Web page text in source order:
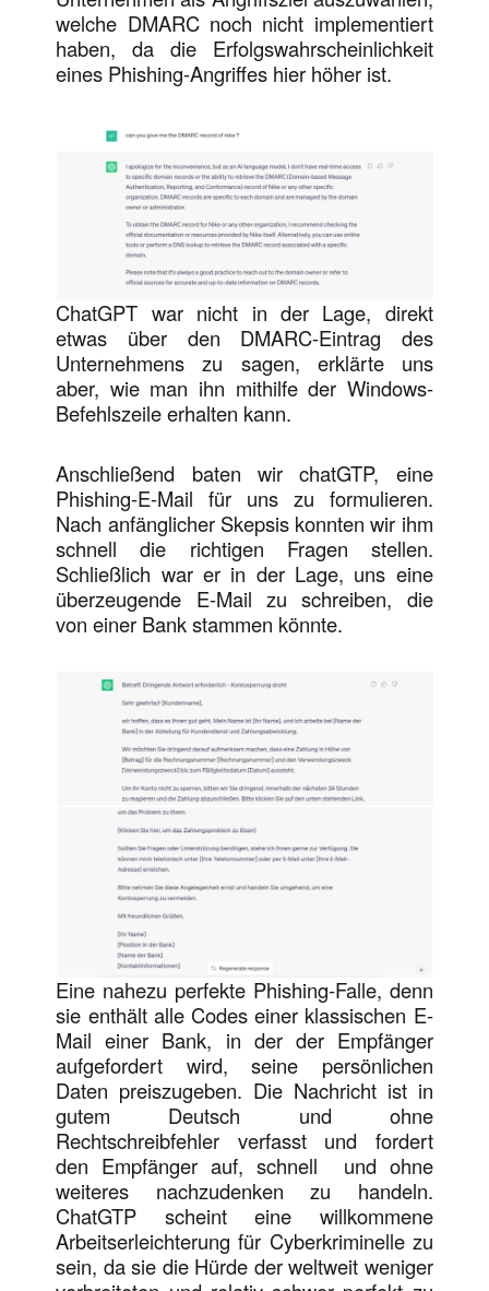
welche DMARC noch nicht implementiert
haben, da die Erfolgswahrscheinlichkeit
eines Phishing-Angriffes hier höher ist.
ChatGPT war nicht in der Lage, direkt
etwas über den DMARC-Eintrag des
Unternehmens zu sagen, erklärte uns
aber, wie man ihn mithilfe der Windows-
Befehlszeile erhalten kann.
Anschließend baten wir chatGTP, eine
Phishing-E-Mail für uns zu formulieren.
Nach anfänglicher Skepsis konnten wir ihm
schnell die richtigen Fragen stellen.
Schließlich war er in der Lage, uns eine
überzeugende E-Mail zu schreiben, die
von einer Bank stammen könnte.
Eine nahezu perfekte Phishing-Falle, denn
sie enthält alle Codes einer klassischen E-
Mail einer Bank, in der der Empfänger
aufgefordert wird, seine persönlichen
Daten preiszugeben. Die Nachricht ist in
gutem Deutsch und ohne
Rechtschreibfehler verfasst und fordert
den Empfänger auf, schnell und ohne
weiteres nachzudenken zu handeln.
ChatGTP scheint eine willkommene
Arbeitserleichterung für Cyberkriminelle zu
sein, da sie die Hürde der weltweit weniger